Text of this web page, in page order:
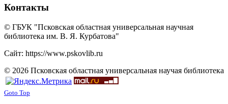
Контакты
© ГБУК "Псковская областная универсальная научная
библиотека им. В. Я. Курбатова"
Сайт: https://www.pskovlib.ru
© 2026 Псковская областная универсальная научая библиотека
Goto Top